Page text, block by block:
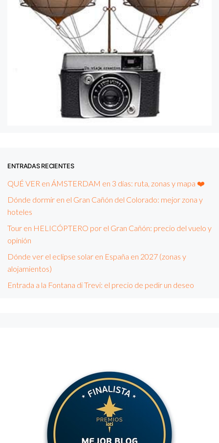
ENTRADAS RECIENTES
QUÉ VER en ÁMSTERDAM en 3 días: ruta, zonas y mapa ❤️
Dónde dormir en el Gran Cañón del Colorado: mejor zona y
hoteles
Tour en HELICÓPTERO por el Gran Cañón: precio del vuelo y
opinión
Dónde ver el eclipse solar en España en 2027 (zonas y
alojamientos)
Entrada a la Fontana di Trevi: el precio de pedir un deseo